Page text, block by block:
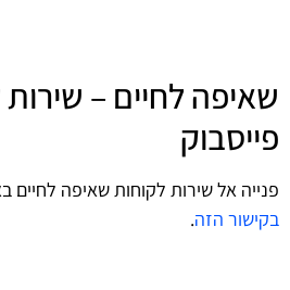
שאיפה לחיים –
פייסבוק
פנייה אל שירות לקוחות שאיפה לחיים
בקישור הזה.